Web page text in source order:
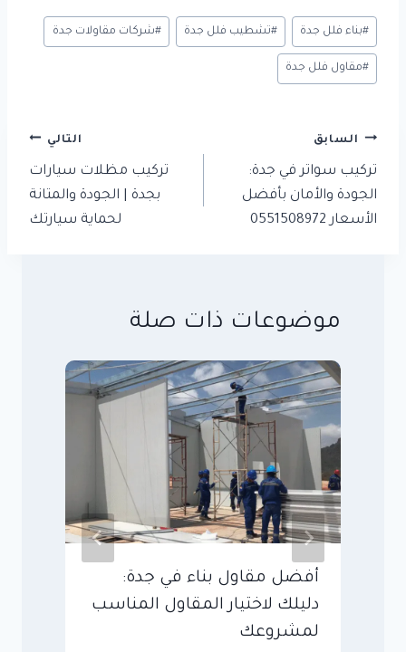
وسوم
المقال:
#بناء فلل جدة #تشطيب فلل جدة #شركات مقاولات جدة
#مقاول فلل جدة
تصفّح
المقالات
السابق
تركيب سواتر في جدة:
الجودة والأمان بأفضل
الأسعار 0551508972
التالي
تركيب مظلات سيارات
بجدة | الجودة والمتانة
لحماية سيارتك
موضوعات ذات صلة
أفضل مقاول بناء في جدة:
دليلك لاختيار المقاول المناسب
لمشروعك